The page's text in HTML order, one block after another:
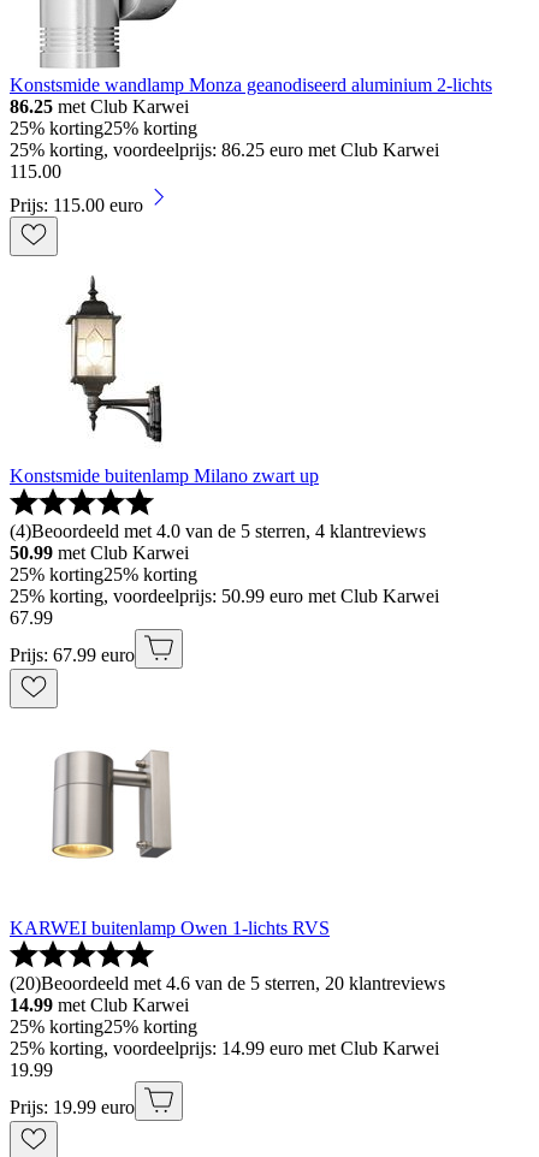
Konstsmide wandlamp Monza geanodiseerd aluminium 2-lichts
86.25 met Club Karwei
25% korting25% korting
25% korting, voordeelprijs: 86.25 euro met Club Karwei
115.00
Prijs: 115.00 euro
Konstsmide buitenlamp Milano zwart up
(4)Beoordeeld met 4.0 van de 5 sterren, 4 klantreviews
50.99 met Club Karwei
25% korting25% korting
25% korting, voordeelprijs: 50.99 euro met Club Karwei
67.99
Prijs: 67.99 euro
KARWEI buitenlamp Owen 1-lichts RVS
(20)Beoordeeld met 4.6 van de 5 sterren, 20 klantreviews
14.99 met Club Karwei
25% korting25% korting
25% korting, voordeelprijs: 14.99 euro met Club Karwei
19.99
Prijs: 19.99 euro